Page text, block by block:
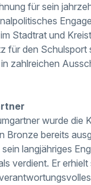
für sein
Stadtrat und
für den Schulsport
zahlreichen
wurde die
Bronze bereits
langjähriges
verdient. Er erhielt